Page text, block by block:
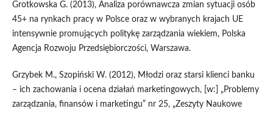
Grotkowska G. (2013), Analiza porównawcza zmian sytuacji osób
45+ na rynkach pracy w Polsce oraz w wybranych krajach UE
intensywnie promujących politykę zarządzania wiekiem, Polska
Agencja Rozwoju Przedsiębiorczości, Warszawa.
Grzybek M., Szopiński W. (2012), Młodzi oraz starsi klienci banku
– ich zachowania i ocena działań marketingowych, [w:] „Problemy
zarządzania, finansów i marketingu” nr 25, „Zeszyty Naukowe